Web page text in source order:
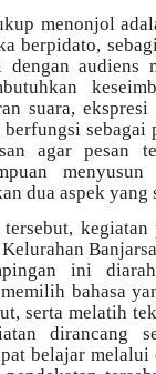
menonjol
berpidato,
audiens
suara,
sebagai
agar pesan
dua aspek
ini
bahasa
serta melatih
dirancang
belajar